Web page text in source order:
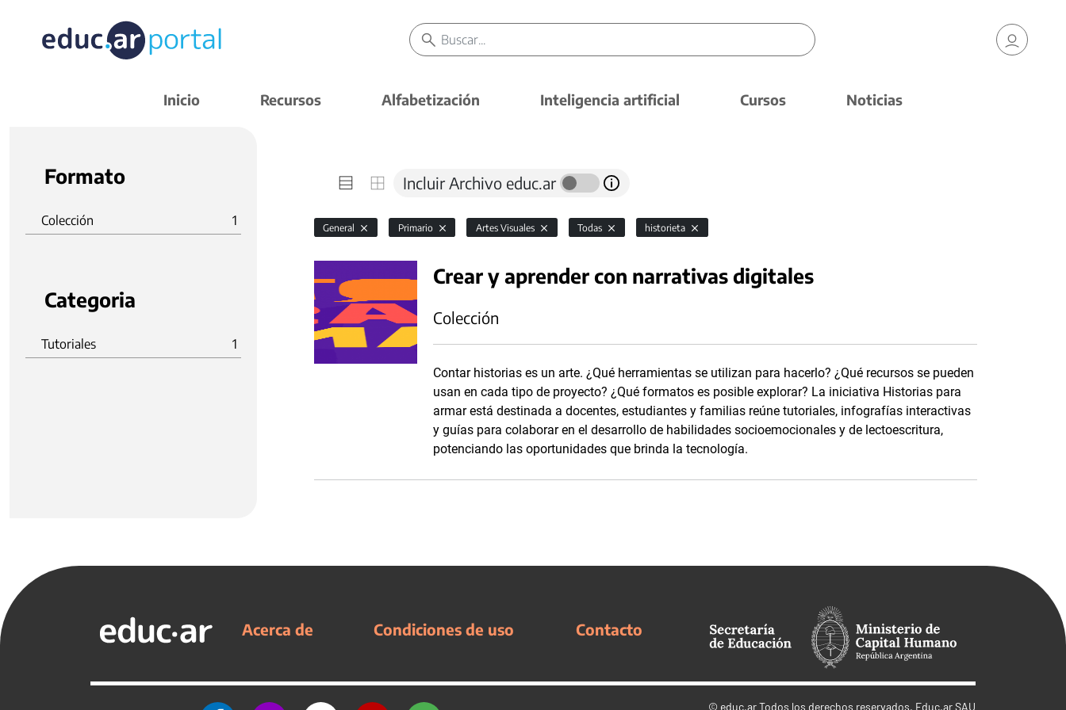
Inicio Recursos Alfabetización Inteligencia artificial Cursos Noticias
Formato
Colección 1
Categoria
Tutoriales 1
Incluir Archivo educ.ar
General Primario Artes Visuales Todas historieta
Crear y aprender con narrativas digitales
Colección
Contar historias es un arte. ¿Qué herramientas se utilizan para hacerlo? ¿Qué recursos se pueden
usan en cada tipo de proyecto? ¿Qué formatos es posible explorar? La iniciativa Historias para
armar está destinada a docentes, estudiantes y familias reúne tutoriales, infografías interactivas
y guías para colaborar en el desarrollo de habilidades socioemocionales y de lectoescritura,
potenciando las oportunidades que brinda la tecnología.
Acerca de Condiciones de uso Contacto
© educ.arTodos los derechos reservados. Educ.ar SAU